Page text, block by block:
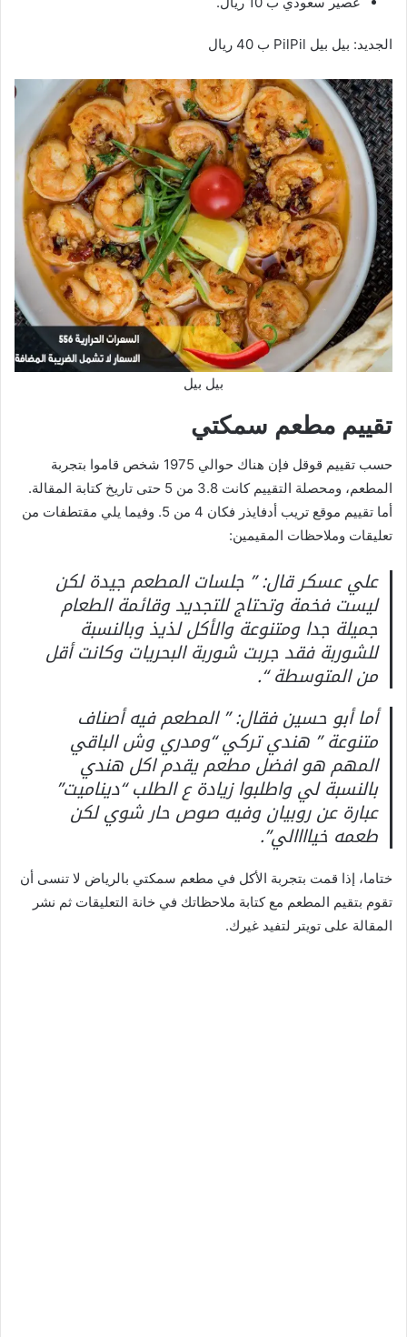
الجديد: بيل بيل PilPil ب 40 ريال
بيل بيل
تقييم مطعم سمكتي
حسب تقييم قوقل فإن هناك حوالي 1975 شخص قاموا بتجربة
المطعم، ومحصلة التقييم كانت 3.8 من 5 حتى تاريخ كتابة المقالة.
أما تقييم موقع تريب أدفايذر فكان 4 من 5. وفيما يلي مقتطفات من
تعليقات وملاحظات المقيمين:
علي عسكر قال: ” جلسات المطعم جيدة لكن
ليست فخمة وتحتاج للتجديد وقائمة الطعام
جميلة جدا ومتنوعة والأكل لذيذ وبالنسبة
للشوربة فقد جربت شوربة البحريات وكانت أقل
من المتوسطة “.
أما أبو حسين فقال: ” المطعم فيه أصناف
متنوعة ” هندي تركي “ومدري وش الباقي
المهم هو افضل مطعم يقدم اكل هندي
بالنسبة لي واطلبوا زيادة ع الطلب “ديناميت”
عبارة عن روبيان وفيه صوص حار شوي لكن
طعمه خياااالي”.
ختاما، إذا قمت بتجربة الأكل في مطعم سمكتي بالرياض لا تنسى أن
تقوم بتقيم المطعم مع كتابة ملاحظاتك في خانة التعليقات ثم نشر
المقالة على تويتر لتفيد غيرك.